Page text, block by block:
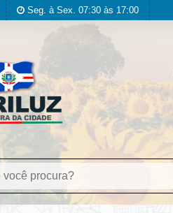
Seg. à Sex. 07:30 às 17:00